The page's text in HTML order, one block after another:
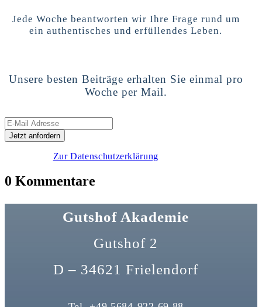
Jede Woche beantworten wir Ihre Frage rund um
ein authentisches und erfüllendes Leben.
Unsere besten Beiträge erhalten Sie einmal pro
Woche per Mail.
Zur Datenschutzerklärung
0 Kommentare
Gutshof Akademie
Gutshof 2
D – 34621 Frielendorf